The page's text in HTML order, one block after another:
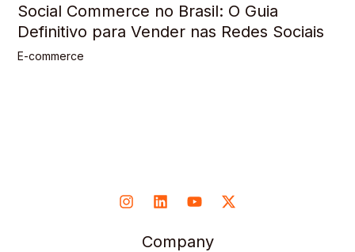
Social Commerce no Brasil: O Guia
Definitivo para Vender nas Redes Sociais
E-commerce
Company